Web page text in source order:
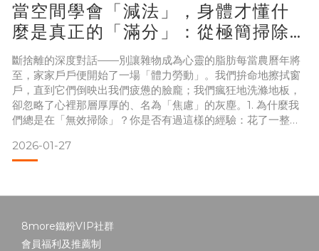
爆，或是工作上總是在「滅火」，那正是火馬年氣場的預演。
為什麼火大需要「白」？在五行之中，「火剋金」。而白色在
五行中屬「金」。 你可能會問：「火不是會融化金嗎？為什麼
還要用金？」在燥熱的火年
當空間學會「減法」，身體才懂什
麼是真正的「滿分」：從極簡掃除
談 8more 的純粹生活學
斷捨離的深度對話——別讓雜物成為心靈的脂肪每當農曆年將
至，家家戶戶便開始了一場「體力勞動」。我們拚命地擦拭窗
戶，直到它們倒映出我們疲憊的臉龐；我們瘋狂地洗滌地板，
卻忽略了心裡那層厚厚的、名為「焦慮」的灰塵。1. 為什麼我
們總是在「無效掃除」？你是否有過這樣的經驗：花了一整天
盒，結果只是把垃圾「精緻地包裝」起來？
這就是典型的「表層掃除」。在 8more 的哲學裡，這叫作
如果我們不從根源處理「為什麼會有這麼多東西」的心理機
2026-01-27
8more鐵粉VIP社群
會員福利及推薦制